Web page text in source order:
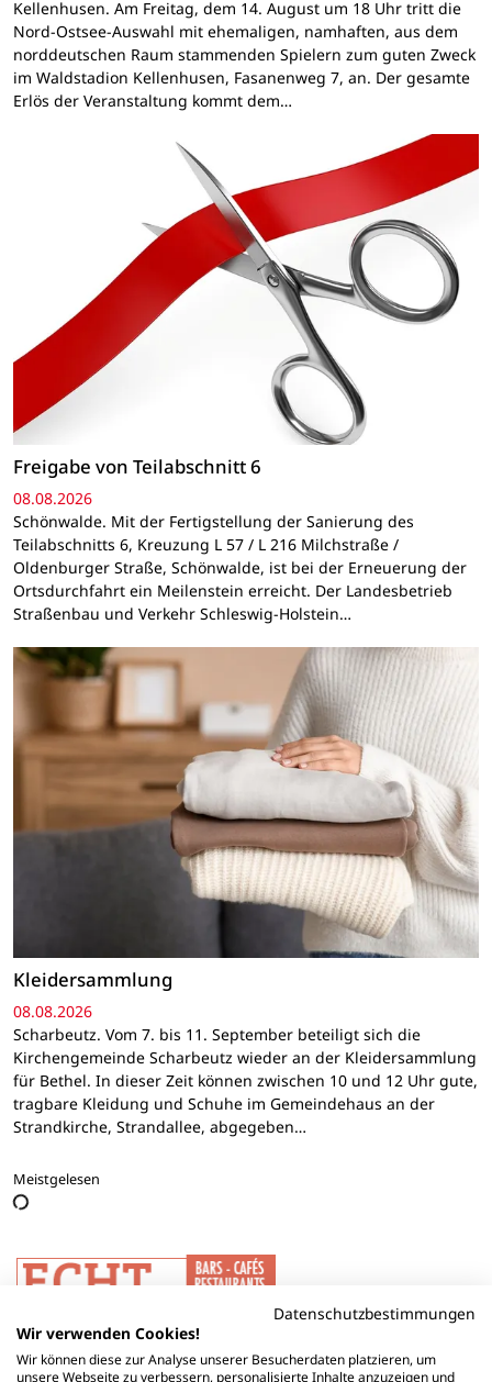
Kellenhusen. Am Freitag, dem 14. August um 18 Uhr tritt die
Nord-Ostsee-Auswahl mit ehemaligen, namhaften, aus dem
norddeutschen Raum stammenden Spielern zum guten Zweck
im Waldstadion Kellenhusen, Fasanenweg 7, an. Der gesamte
Erlös der Veranstaltung kommt dem…
Freigabe von Teilabschnitt 6
08.08.2026
Schönwalde. Mit der Fertigstellung der Sanierung des
Teilabschnitts 6, Kreuzung L 57 / L 216 Milchstraße /
Oldenburger Straße, Schönwalde, ist bei der Erneuerung der
Ortsdurchfahrt ein Meilenstein erreicht. Der Landesbetrieb
Straßenbau und Verkehr Schleswig-Holstein…
Kleidersammlung
08.08.2026
Scharbeutz. Vom 7. bis 11. September beteiligt sich die
Kirchengemeinde Scharbeutz wieder an der Kleidersammlung
für Bethel. In dieser Zeit können zwischen 10 und 12 Uhr gute,
tragbare Kleidung und Schuhe im Gemeindehaus an der
Strandkirche, Strandallee, abgegeben…
Meistgelesen
Datenschutzbestimmungen
Wir verwenden Cookies!
Wir können diese zur Analyse unserer Besucherdaten platzieren, um
unsere Webseite zu verbessern, personalisierte Inhalte anzuzeigen und